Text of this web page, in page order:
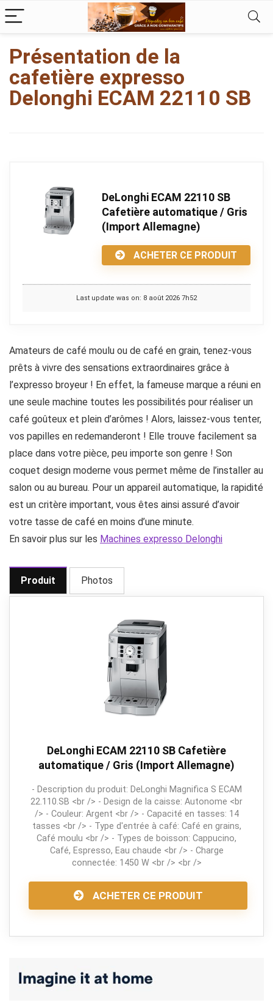
Présentation de la
cafetière expresso
Delonghi ECAM 22110 SB
DeLonghi ECAM 22110 SB
Cafetière automatique / Gris
(Import Allemagne)
ACHETER CE PRODUIT
Last update was on: 8 août 2026 7h52
Amateurs de café moulu ou de café en grain, tenez-vous
prêts à vivre des sensations extraordinaires grâce à
l’expresso broyeur ! En effet, la fameuse marque a réuni en
une seule machine toutes les possibilités pour réaliser un
café goûteux et plein d’arômes ! Alors, laissez-vous tenter,
vos papilles en redemanderont ! Elle trouve facilement sa
place dans votre pièce, peu importe son genre ! Son
coquet design moderne vous permet même de l’installer au
salon ou au bureau. Pour un appareil automatique, la rapidité
est un critère important, vous êtes ainsi assuré d’avoir
votre tasse de café en moins d’une minute.
En savoir plus sur les Machines expresso Delonghi
Produit Photos
DeLonghi ECAM 22110 SB Cafetière
automatique / Gris (Import Allemagne)
- Description du produit: DeLonghi Magnifica S ECAM
22.110.SB <br /> - Design de la caisse: Autonome <br
/> - Couleur: Argent <br /> - Capacité en tasses: 14
tasses <br /> - Type d'entrée à café: Café en grains,
Café moulu <br /> - Types de boisson: Cappucino,
Café, Espresso, Eau chaude <br /> - Charge
connectée: 1450 W <br /> <br />
ACHETER CE PRODUIT